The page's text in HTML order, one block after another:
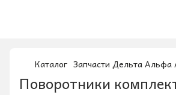
Каталог Запчасти Дельта
Поворотники